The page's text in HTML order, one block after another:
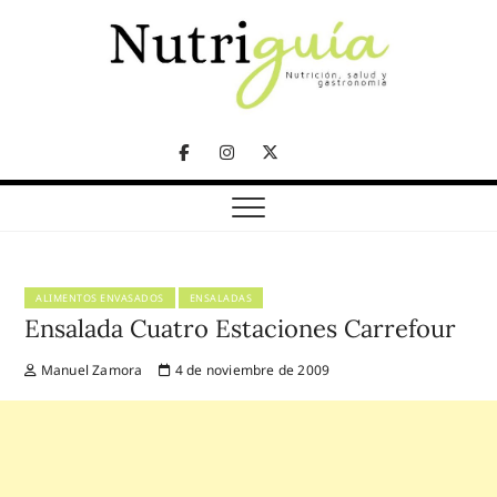
FacebookInstagram
Twitter
Telegram
Nutriguía (Desde
2002)
ALIMENTOS ENVASADOS ENSALADAS
Ensalada Cuatro Estaciones Carrefour
Manuel Zamora 4 de noviembre de 2009